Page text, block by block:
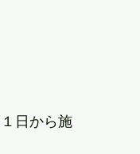
日から施